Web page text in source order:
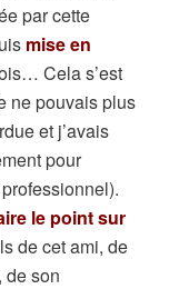
par cette
mise en
Cela s’est
ne pouvais plus
et j’avais
pour
le point sur
de cet ami, de
de son